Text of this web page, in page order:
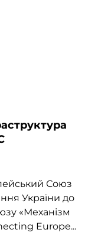
Союз
України до
«Механізм
Europe...